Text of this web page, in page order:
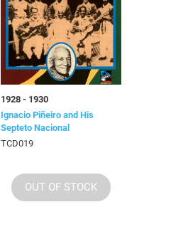
1928 - 1930
Ignacio Piñeiro and His
Septeto Nacional
TCD019
OUT OF STOCK